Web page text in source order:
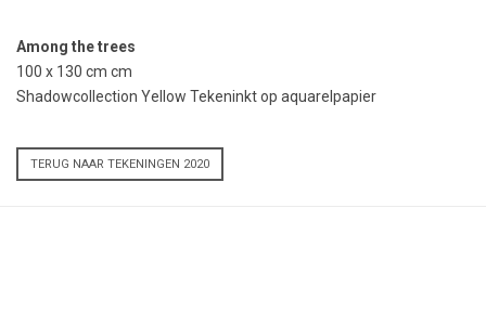
Among the trees
100 x 130 cm cm
Shadowcollection Yellow Tekeninkt op aquarelpapier
TERUG NAAR TEKENINGEN 2020